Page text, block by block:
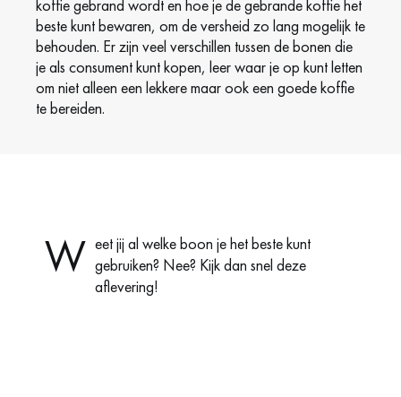
koffie gebrand wordt en hoe je de gebrande koffie het
beste kunt bewaren, om de versheid zo lang mogelijk te
behouden. Er zijn veel verschillen tussen de bonen die
je als consument kunt kopen, leer waar je op kunt letten
om niet alleen een lekkere maar ook een goede koffie
te bereiden.
W eet jij al welke boon je het beste kunt
gebruiken? Nee? Kijk dan snel deze
aflevering!